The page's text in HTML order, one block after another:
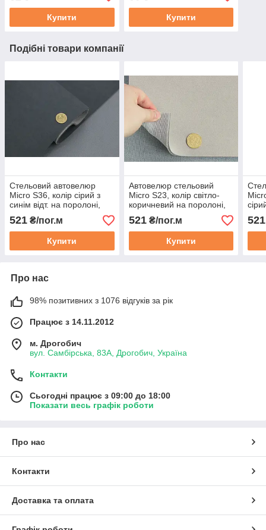
Купити Купити
Подібні товари компанії
Стельовий автовелюр
Micro S36, колір сірий з
синім відт. на поролоні,
товщ. 3мм шир. 170см,
Туреччина
521 ₴/пог.м
Купити
Автовелюр стельовий
Micro S23, колір світло-
коричневий на поролоні,
товщ. 3мм шир. 170см,
Туреччина
521₴/пог.м
Купити
521
Про нас
98% позитивних з 1076 відгуків за рік
Працює з 14.11.2012
м. Дрогобич
вул. Самбірська, 83А, Дрогобич, Україна
Контакти
Сьогодні працює з 09:00 до 18:00
Показати весь графік роботи
Про нас
Контакти
Доставка та оплата